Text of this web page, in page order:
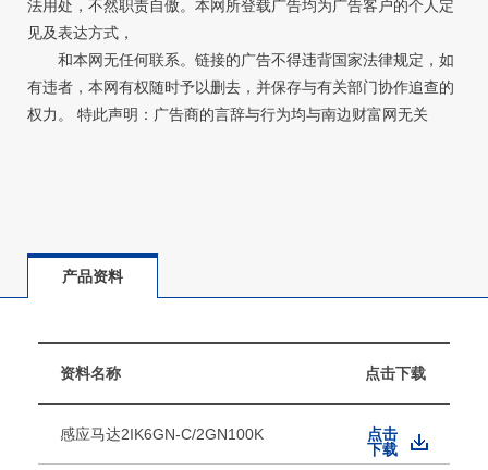
法用处，不然职责自傲。本网所登载广告均为广告客户的个人定
见及表达方式，
和本网无任何联系。链接的广告不得违背国家法律规定，如
有违者，本网有权随时予以删去，并保存与有关部门协作追查的
权力。 特此声明：广告商的言辞与行为均与南边财富网无关
产品资料
资料名称 点击下载
感应马达2IK6GN-C/2GN100K
点击
下载